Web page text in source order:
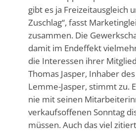
gibt es ja Freizeitausgleich
Zuschlag“, fasst
zusammen. Die
damit im Endeffekt
die Interessen ihrer
Thomas Jasper, Inhaber
Lemme-Jasper, stimmt zu.
nie mit seinen
verkaufsoffenen Sonntag
müssen. Auch das viel